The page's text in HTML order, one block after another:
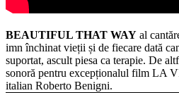
BEAUTIFUL THAT WAY al
imn închinat vieții și de fiecare dată
suportat, ascult piesa ca terapie. De
sonoră pentru excepționalul film LA
italian Roberto Benigni.